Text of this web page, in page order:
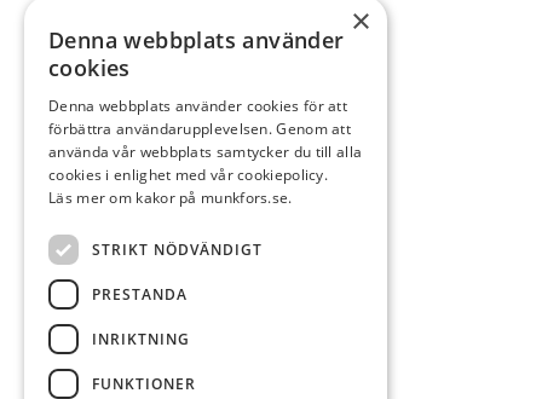
×
Denna webbplats använder
cookies
Denna webbplats använder cookies för att
förbättra användarupplevelsen. Genom att
använda vår webbplats samtycker du till alla
cookies i enlighet med vår cookiepolicy.
Läs mer om kakor på munkfors.se.
STRIKT NÖDVÄNDIGT
PRESTANDA
INRIKTNING
FUNKTIONER